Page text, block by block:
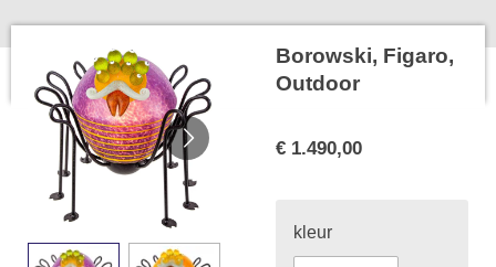
Borowski, Figaro,
Outdoor
€ 1.490,00
kleur